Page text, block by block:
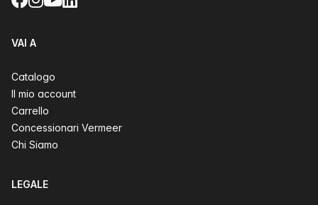
VAI A
Catalogo
Il mio account
Carrello
Concessionari Vermeer
Chi Siamo
LEGALE